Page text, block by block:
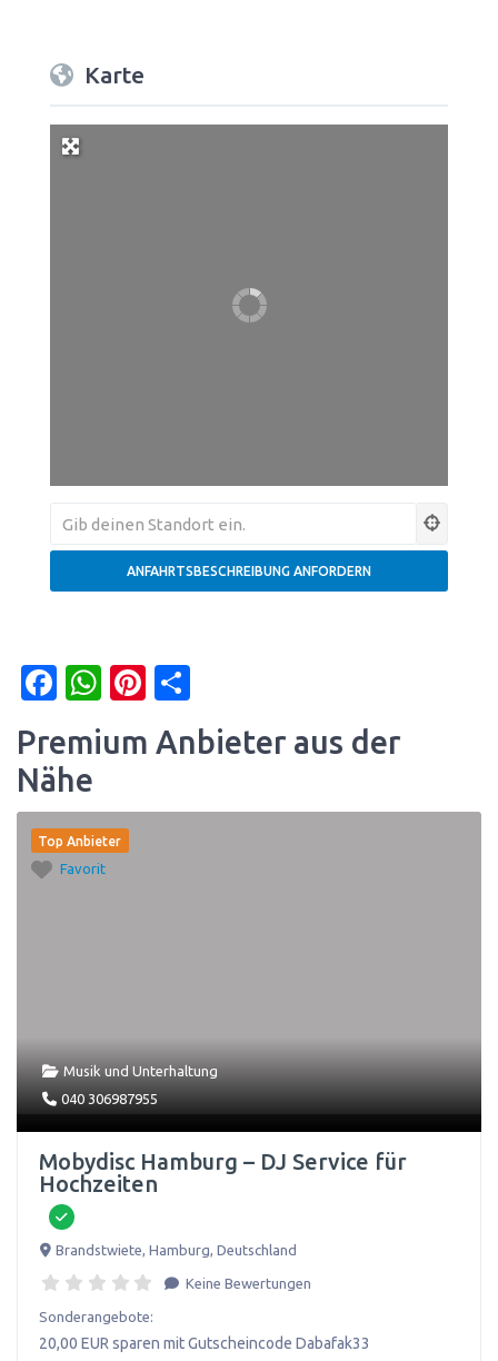
Karte
Facebook
WhatsApp
Pinterest
Premium Anbieter aus der
Nähe
Top Anbieter
Favorit
Musik und Unterhaltung
040 306987955
Mobydisc Hamburg – DJ Service für
Hochzeiten
Brandstwiete, Hamburg, Deutschland
Keine Bewertungen
Sonderangebote:
20,00 EUR sparen mit Gutscheincode Dabafak33